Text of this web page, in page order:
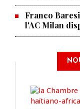
Franco
l'AC Milan